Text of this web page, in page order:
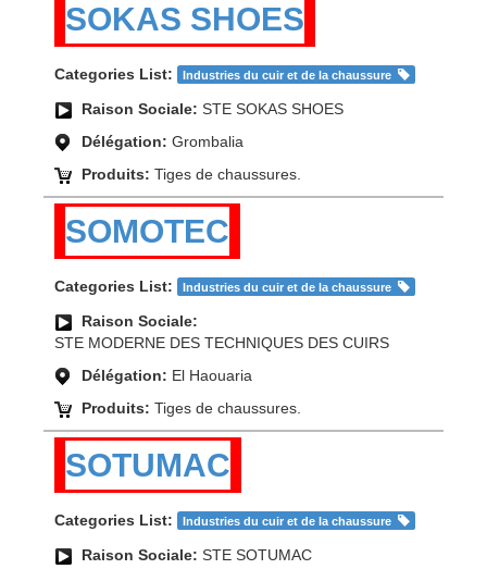
SOKAS SHOES
Categories List: Industries du cuir et de la chaussure
Raison Sociale: STE SOKAS SHOES
Délégation: Grombalia
Produits: Tiges de chaussures.
SOMOTEC
Categories List: Industries du cuir et de la chaussure
Raison Sociale:
STE MODERNE DES TECHNIQUES DES CUIRS
Délégation: El Haouaria
Produits: Tiges de chaussures.
SOTUMAC
Categories List: Industries du cuir et de la chaussure
Raison Sociale: STE SOTUMAC